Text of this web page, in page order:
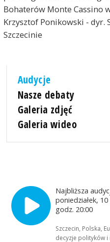
Bohaterów Monte Cassino
Krzysztof Ponikowski - dyr.
Szczecinie
Audycje
Nasze debaty
Galeria zdjęć
Galeria wideo
Najbliższa
poniedziałek,
godz. 20:00
Szczecin, Polska,
decyzje polityków